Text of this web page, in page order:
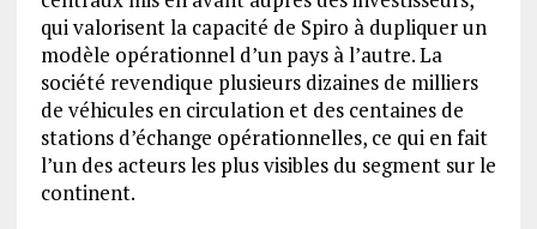
qui valorisent la capacité de Spiro à dupliquer un
modèle opérationnel d’un pays à l’autre. La
société revendique plusieurs dizaines de milliers
de véhicules en circulation et des centaines de
stations d’échange opérationnelles, ce qui en fait
l’un des acteurs les plus visibles du segment sur le
continent.